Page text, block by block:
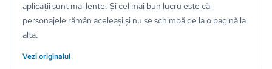
aplicații sunt mai lente. Și cel mai bun lucru este că
personajele rămân aceleași și nu se schimbă de la o pagină la
alta.
Vezi originalul